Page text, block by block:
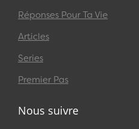
Réponses Pour Ta Vie
Articles
Series
Premier Pas
Nous suivre